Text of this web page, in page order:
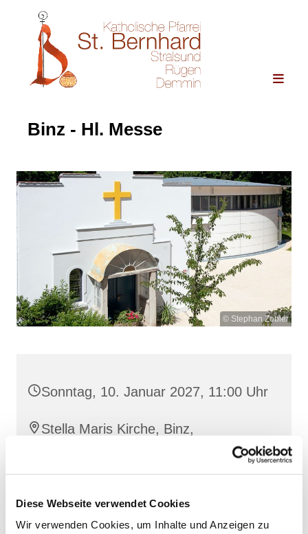
Diese Webseite verwendet Cookies
Wir verwenden Cookies, um Inhalte und Anzeigen zu
Binz - Hl. Messe
© Stephan Zobler
Sonntag, 10. Januar 2027, 11:00 Uhr
Stella Maris Kirche, Binz,